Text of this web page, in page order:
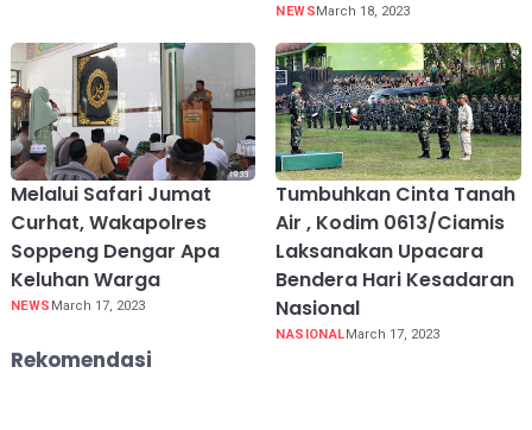
NEWSMarch 18, 2023
Melalui Safari Jumat
Curhat, Wakapolres
Soppeng Dengar Apa
Keluhan Warga
NEWS March 17, 2023
Tumbuhkan Cinta Tanah
Air , Kodim 0613/Ciamis
Laksanakan Upacara
Bendera Hari Kesadaran
Nasional
NASIONALMarch 17, 2023
Rekomendasi